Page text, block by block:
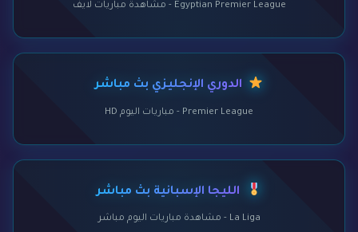
Egyptian Premier League - مشاهدة مباريات لايف
الدوري الإنجليزي بث مباشر
Premier League - مباريات اليوم HD
الليجا الإسبانية بث مباشر
La Liga - مشاهدة مباريات اليوم مباشر